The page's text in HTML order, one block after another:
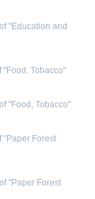
"Education and
Tobacco"
"Food, Tobacco"
"Paper Forest
"Paper Forest